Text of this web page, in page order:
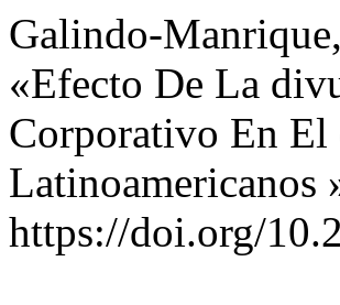
Galindo-
«Efecto De La
Corporativo En El
Latinoamericanos
https://doi.org/